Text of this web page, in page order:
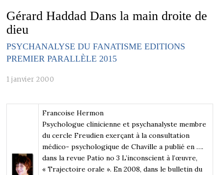
Gérard Haddad Dans la main droite de
dieu
PSYCHANALYSE DU FANATISME EDITIONS
PREMIER PARALLÈLE 2015
1 janvier 2000
Francoise Hermon
Psychologue clinicienne et psychanalyste membre
du cercle Freudien exerçant à la consultation
médico- psychologique de Chaville a publié en ….
dans la revue Patio no 3 L’inconscient à l’œuvre,
« Trajectoire orale ». En 2008, dans le bulletin du